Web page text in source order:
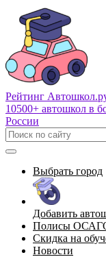
Рейтинг Автошкол
10500+ автошкол в
России
Выбрать город
Добавить
Полисы
Скидка на
Новости